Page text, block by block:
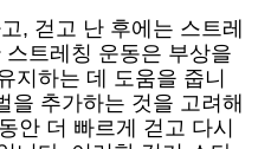
, 걷고 난 후에는 스트레
트레칭 운동은 부상을
지하는 데 도움을 줍니
을 추가하는 것을 고려해
안 더 빠르게 걷고 다시